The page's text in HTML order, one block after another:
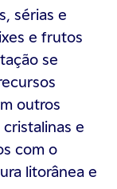
sérias e
e frutos
se
outros
e
com o
litorânea e